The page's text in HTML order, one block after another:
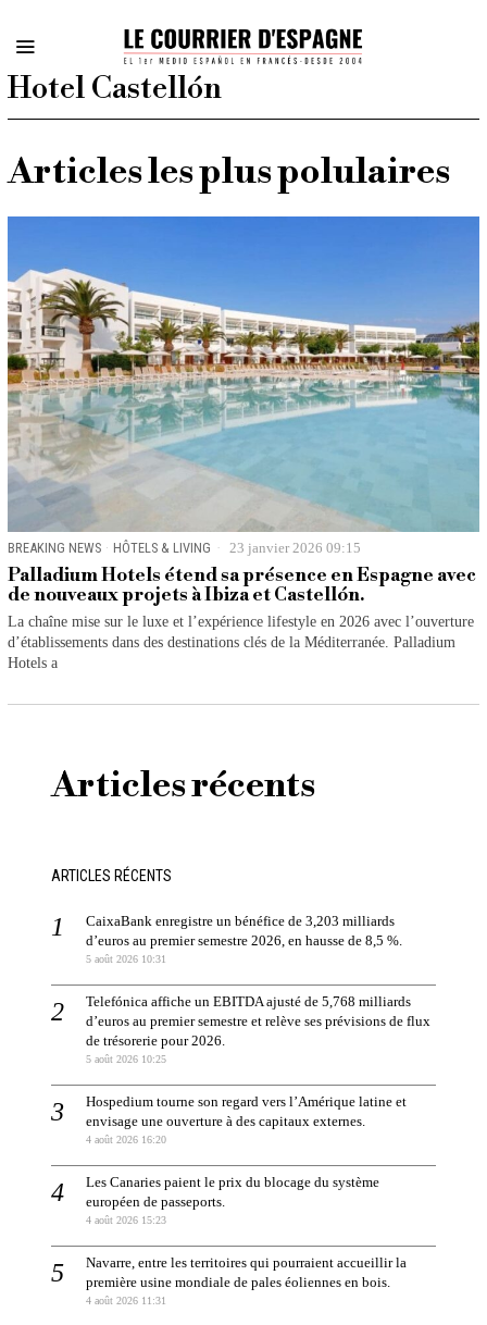
Hotel Castellón
Articles les plus polulaires
BREAKING NEWS · HÔTELS & LIVING 23 janvier 2026 09:15
Palladium Hotels étend sa présence en Espagne avec
de nouveaux projets à Ibiza et Castellón.
La chaîne mise sur le luxe et l’expérience lifestyle en 2026 avec l’ouverture
d’établissements dans des destinations clés de la Méditerranée. Palladium
Hotels a
Articles récents
ARTICLES RÉCENTS
CaixaBank enregistre un bénéfice de 3,203 milliards
d’euros au premier semestre 2026, en hausse de 8,5 %.
5 août 2026 10:31
Telefónica affiche un EBITDA ajusté de 5,768 milliards
d’euros au premier semestre et relève ses prévisions de flux
de trésorerie pour 2026.
5 août 2026 10:25
Hospedium tourne son regard vers l’Amérique latine et
envisage une ouverture à des capitaux externes.
4 août 2026 16:20
Les Canaries paient le prix du blocage du système
européen de passeports.
4 août 2026 15:23
Navarre, entre les territoires qui pourraient accueillir la
première usine mondiale de pales éoliennes en bois.
4 août 2026 11:31